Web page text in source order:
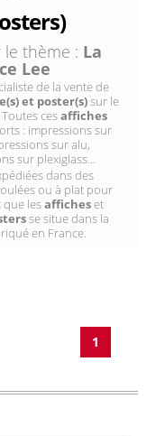
le thème : La
Lee
de la vente de
et poster(s)sur le
Toutes cesaffiches
: impressions sur
sur alu,
sur plexiglass...
dans des
ou à plat pour
lesafficheset
se situe dans la
en France.
1